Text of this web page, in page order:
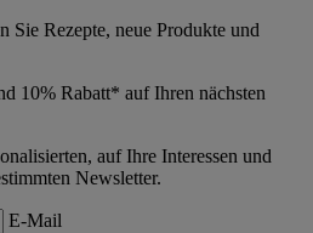
Sie Rezepte, neue Produkte und
10% Rabatt* auf Ihren nächsten
auf Ihre Interessen und
Newsletter.
E-Mail